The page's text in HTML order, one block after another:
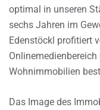
optimal in unseren
sechs Jahren im
Edenstöckl profitiert
Wohnimmobilien
Das Image des